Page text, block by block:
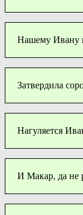
Нашему Ивану
Затвердила
Нагуляется
И Макар, да не